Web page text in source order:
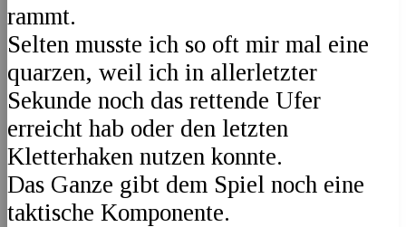
rammt.
Selten musste ich so oft mir mal eine
quarzen, weil ich in allerletzter
Sekunde noch das rettende Ufer
erreicht hab oder den letzten
Kletterhaken nutzen konnte.
Das Ganze gibt dem Spiel noch eine
taktische Komponente.